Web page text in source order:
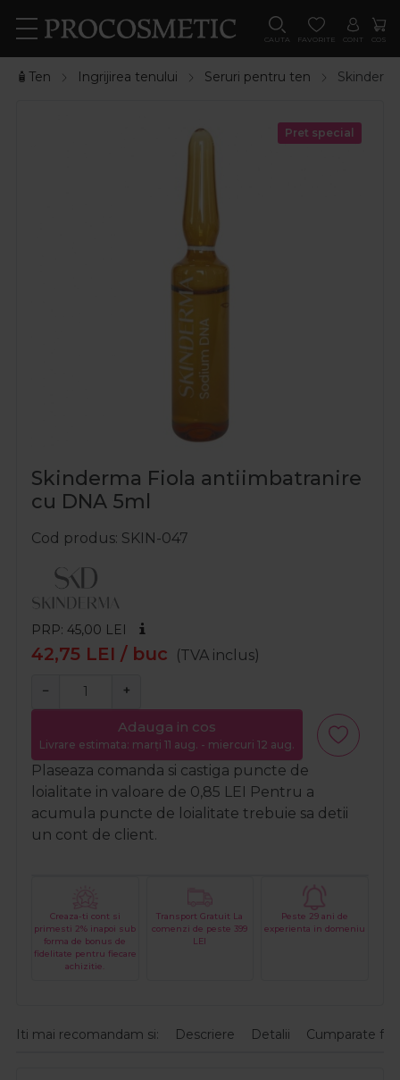
CAUTA FAVORITE CONT COS
🧴Ten Ingrijirea tenului Seruri pentru ten
Pret special
Skinderma Fiola antiimbatranire
cu DNA 5ml
Cod produs SKIN-047
PRP: 45,00 LEI
42,75 LEI / buc (TVA inclus)
− +
Adauga in cos
Livrare estimata: marți 11 aug. - miercuri 12 aug.
Plaseaza comanda si castiga puncte de
loialitate in valoare de 0,85 LEI Pentru a
acumula puncte de loialitate trebuie sa detii
un cont de client.
Creaza-ti cont si
primesti 2% inapoi sub
forma de bonus de
fidelitate pentru fiecare
achizitie.
Transport Gratuit La
comenzi de peste 399
LEI
Peste 29 ani de
experienta in domeniu
Iti mai recomandam si: Descriere Detalii Cumparate